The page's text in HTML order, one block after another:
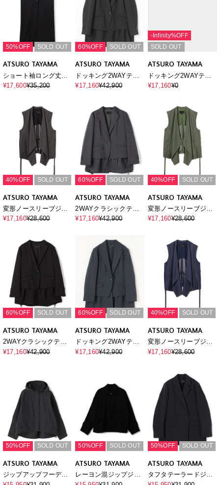
50%OFF SOLD OUT
ATSURO TAYAMA
ショート袖ロング丈ジ
ャケット
¥17,600¥35,200
60%OFF SOLD OUT
ATSURO TAYAMA
ドッキング2WAYテー
ラードジャケット
¥17,160¥42,900
-Infinity%OFF
SOLD OUT
ATSURO TAYAMA
ドッキング2WAYテー
ラードジャケット
¥17,160¥0
40%OFF SOLD OUT
ATSURO TAYAMA
変形ノースリーブジャ
ケット
¥17,160¥28,600
60%OFF SOLD OUT
ATSURO TAYAMA
2WAYクラシックテー
ラードジャケット
¥17,160¥42,900
40%OFF SOLD OUT
ATSURO TAYAMA
変形ノースリーブジャ
ケット
¥17,160¥28,600
60%OFF SOLD OUT
ATSURO TAYAMA
2WAYクラシックテー
ラードジャケット
¥17,160¥42,900
60%OFF SOLD OUT
ATSURO TAYAMA
ドッキング2WAYテー
ラードジャケット
¥17,160¥42,900
40%OFF SOLD OUT
ATSURO TAYAMA
変形ノースリーブジャ
ケット
¥17,160¥28,600
50%OFF SOLD OUT
ATSURO TAYAMA
ジップアップフーデッ
50%OFF SOLD OUT
ATSURO TAYAMA
レーヨン混ジップジャ
50%OFF SOLD OUT
ATSURO TAYAMA
タフタテーラードジャ